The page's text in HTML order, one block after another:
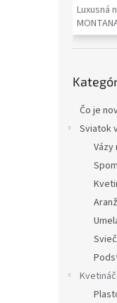
Luxusná
kategórie
Čo je
Sviatok
Vázy